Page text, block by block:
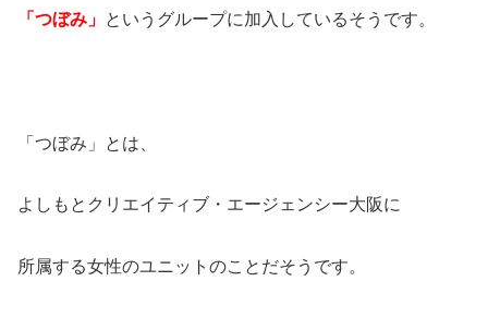
「つぼみ」 というグループに加入しているそうです。
「つぼみ」とは、
よしもとクリエイティブ・エージェンシー大阪に
所属する女性のユニットのことだそうです。